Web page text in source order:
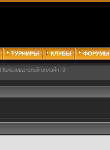
ТУРНИРЫ КЛУБЫ ФОРУМЫ
Пользователей онлайн: 0